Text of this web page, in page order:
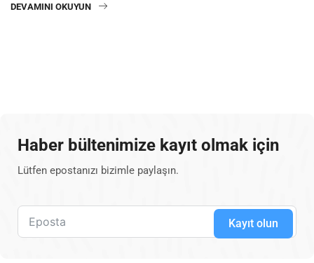
DEVAMINI OKUYUN
Haber bültenimize kayıt olmak için
Lütfen epostanızı bizimle paylaşın.
Kayıt olun